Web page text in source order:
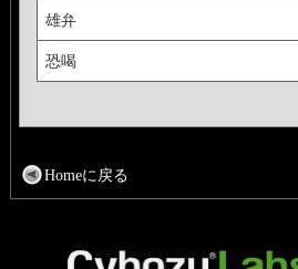
雄弁
恐喝
Homeに戻る